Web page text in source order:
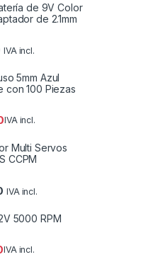
de 9V Color
de 2.1mm
IVA incl.
5mm Azul
con 100 Piezas
IVA incl.
Multi Servos
CCPM
IVA incl.
5000 RPM
IVA incl.